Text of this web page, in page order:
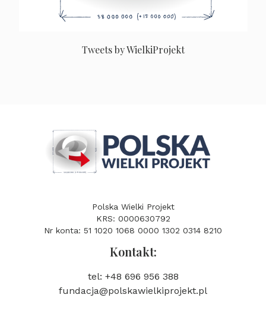
Tweets by WielkiProjekt
Polska Wielki Projekt
KRS: 0000630792
Nr konta: 51 1020 1068 0000 1302 0314 8210
Kontakt:
tel: +48 696 956 388
fundacja@polskawielkiprojekt.pl